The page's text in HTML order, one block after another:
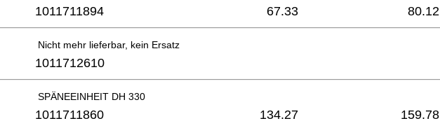
1011711894 67.33 80.12
Nicht mehr lieferbar, kein Ersatz
1011712610
SPÄNEEINHEIT DH 330
1011711860 134.27 159.78